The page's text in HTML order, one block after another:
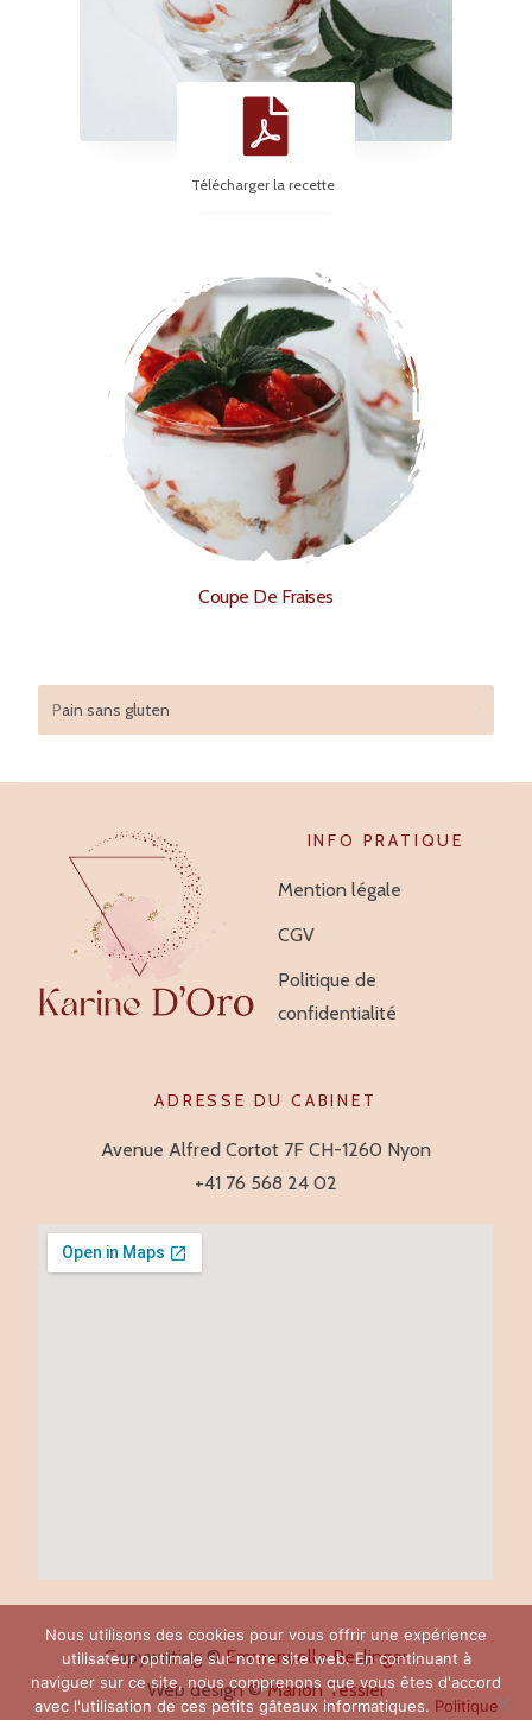
Télécharger la recette
Coupe De Fraises
Pain sans gluten
INFO PRATIQUE
Mention légale
CGV
Politique de
confidentialité
ADRESSE DU CABINET
Avenue Alfred Cortot 7F CH-1260 Nyon
+41 76 568 24 02
Copywriting ©Emmanuelle Reslinger
Web design ©Marion Tessier
Nous utilisons des cookies pour vous offrir une expérience
utilisateur optimale sur notre site web. En continuant à
naviguer sur ce site, nous comprenons que vous êtes d'accord
avec l'utilisation de ces petits gâteaux informatiques. Politique